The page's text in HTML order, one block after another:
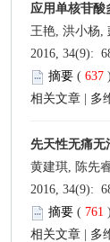
应用单核苷酸
王艳, 洪小杨,
2016, 34(9):
摘要 (637
相关文章
多
先天性无痛无
黄建琪, 陈先
2016, 34(9):
摘要 ( 761
相关文章
多